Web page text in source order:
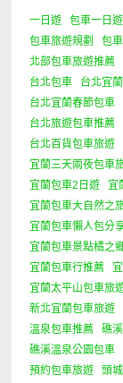
一日遊 包車一日遊
包車旅遊規劃
包
北部包車旅遊推薦
台北包車
台北宜
台北宜蘭春節包車
台北旅遊包車推薦
台北百貨包車旅遊
宜蘭三天兩夜包車
宜蘭包車2日遊
宜
宜蘭包車大自然之
宜蘭包車懶人包分
宜蘭包車景點橘之
宜蘭包車行推薦
宜蘭太平山包車旅
新北宜蘭包車旅遊
溫泉包車推薦
礁
礁溪溫泉公園包車
預約包車旅遊
頭